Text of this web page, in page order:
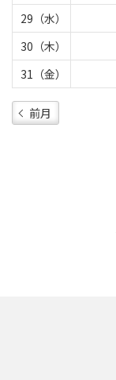
29（水）
30（木）
31（金）
前月